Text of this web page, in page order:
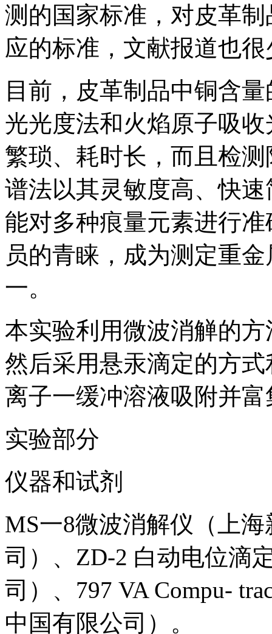
测的国家标准，对皮革
应的标准，文献报道也很
目前，皮革制品中铜含
光光度法和火焰原子吸
繁琐、耗时长，而且检
谱法以其灵敏度高、快
能对多种痕量元素进行
员的青睐，成为测定重
一。
本实验利用微波消觯的
然后采用悬汞滴定的方
离子一缓冲溶液吸附并
实验部分
仪器和试剂
MS一8微波消解仪（上
司）、ZD-2 白动电位滴
司）、797 VA Compu-
中国有限公司）。